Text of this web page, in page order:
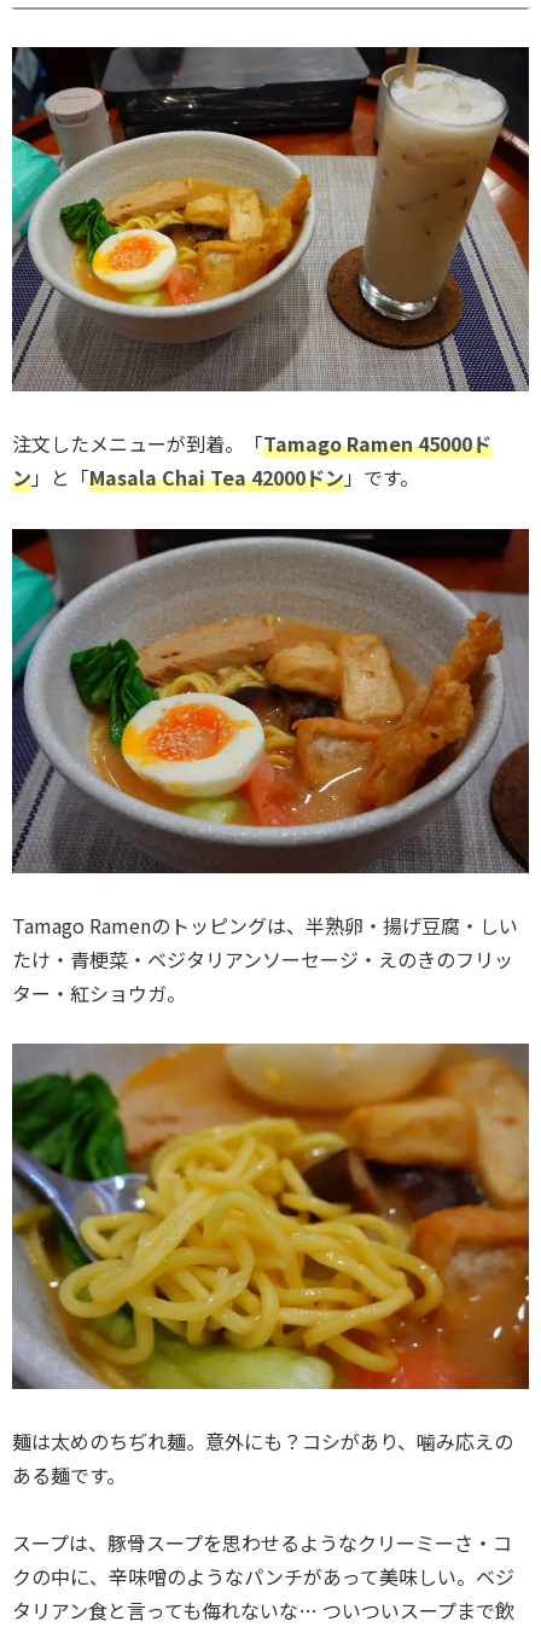
注文したメニューが到着。「Tamago Ramen 45000ド
ン」と「Masala Chai Tea 42000ドン」です。
Tamago Ramenのトッピングは、半熟卵・揚げ豆腐・しい
たけ・青梗菜・ベジタリアンソーセージ・えのきのフリッ
ター・紅ショウガ。
麺は太めのちぢれ麺。意外にも？コシがあり、噛み応えの
ある麺です。
スープは、豚骨スープを思わせるようなクリーミーさ・コ
クの中に、辛味噌のようなパンチがあって美味しい。ベジ
タリアン食と言っても侮れないな… ついついスープまで飲